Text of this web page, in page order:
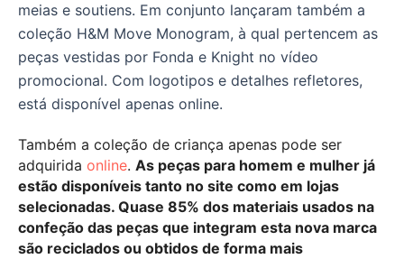
meias e soutiens. Em conjunto lançaram também a
coleção H&M Move Monogram, à qual pertencem as
peças vestidas por Fonda e Knight no vídeo
promocional. Com logotipos e detalhes refletores,
está disponível apenas online.
Também a coleção de criança apenas pode ser
adquirida online. As peças para homem e mulher já
estão disponíveis tanto no site como em lojas
selecionadas. Quase 85% dos materiais usados na
confeção das peças que integram esta nova marca
são reciclados ou obtidos de forma mais